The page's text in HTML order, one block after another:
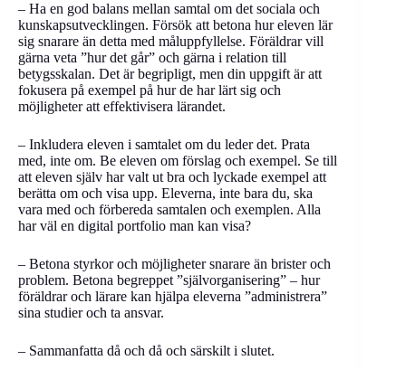
– Ha en god balans mellan samtal om det sociala och
kunskapsutvecklingen. Försök att betona hur eleven lär
sig snarare än detta med måluppfyllelse. Föräldrar vill
gärna veta ”hur det går” och gärna i relation till
betygsskalan. Det är begripligt, men din uppgift är att
fokusera på exempel på hur de har lärt sig och
möjligheter att effektivisera lärandet.
– Inkludera eleven i samtalet om du leder det. Prata
med, inte om. Be eleven om förslag och exempel. Se till
att eleven själv har valt ut bra och lyckade exempel att
berätta om och visa upp. Eleverna, inte bara du, ska
vara med och förbereda samtalen och exemplen. Alla
har väl en digital portfolio man kan visa?
– Betona styrkor och möjligheter snarare än brister och
problem. Betona begreppet ”självorganisering” – hur
föräldrar och lärare kan hjälpa eleverna ”administrera”
sina studier och ta ansvar.
– Sammanfatta då och då och särskilt i slutet.